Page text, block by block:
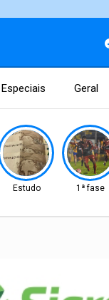
Especiais Geral
Estudo 1ª fase